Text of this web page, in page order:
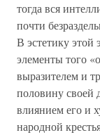
тогда вся
почти
В эстетику этой
элементы того
выразителем и
половину своей
влиянием его
народной